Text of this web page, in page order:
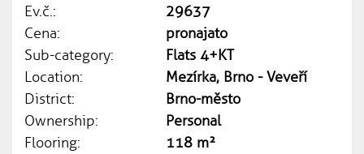
Ev.č.:
29637
Cena:
pronajato
Sub-category:
Flats 4+KT
Location:
Mezírka, Brno - Veveří
District:
Brno-město
Ownership:
Personal
Flooring:
118 m²